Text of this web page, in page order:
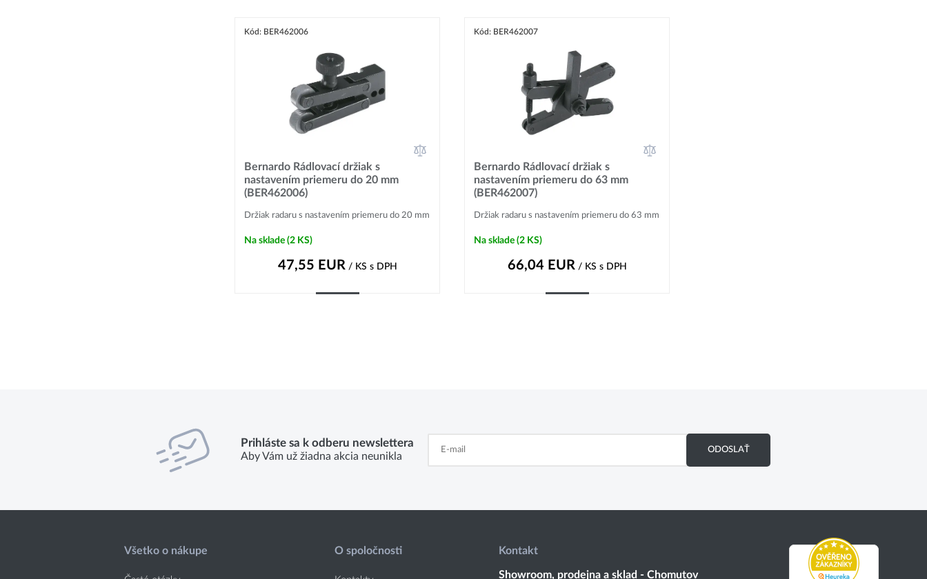
Kód: BER462006
Bernardo Rádlovací držiak s
nastavením priemeru do 20 mm
(BER462006)
Držiak radaru s nastavením priemeru do 20 mm
Na sklade (2 KS)
47,55 EUR/ KS s DPH
Kód: BER462007
Bernardo Rádlovací držiak s
nastavením priemeru do 63 mm
(BER462007)
Držiak radaru s nastavením priemeru do 63 mm
Na sklade (2 KS)
66,04 EUR/ KS s DPH
Prihláste sa k odberu newslettera
Aby Vám už žiadna akcia neunikla
ODOSLAŤ
Všetko o nákupe O spoločnosti Kontakt
Showroom, prodejna a sklad - Chomutov